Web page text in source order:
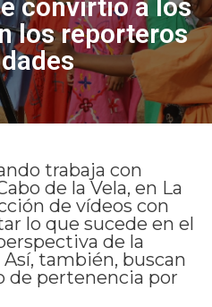
convirtió a los
los reporteros
trabaja con
de la Vela, en La
de vídeos con
lo que sucede en el
de la
también, buscan
de pertenencia por